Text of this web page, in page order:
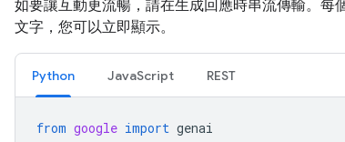
如要讓互動更流暢，請在生成回應時串流傳輸。每
文字，您可以立即顯示。
Python JavaScript REST
from google import genai